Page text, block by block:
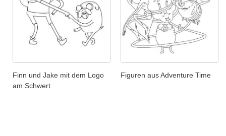
Finn und Jake mit dem Logo
am Schwert
Figuren aus Adventure Time